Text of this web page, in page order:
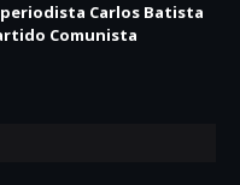
Carlos Batista
Comunista